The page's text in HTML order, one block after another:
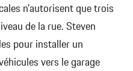
n'autorisent que trois
de la rue. Steven
pour installer un
vers le garage